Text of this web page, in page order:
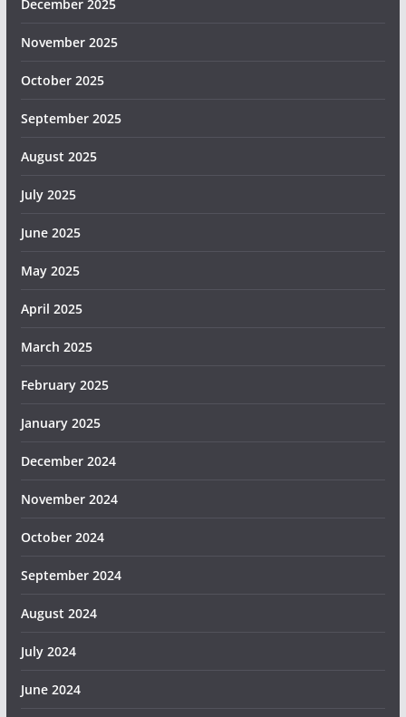
December 2025
November 2025
October 2025
September 2025
August 2025
July 2025
June 2025
May 2025
April 2025
March 2025
February 2025
January 2025
December 2024
November 2024
October 2024
September 2024
August 2024
July 2024
June 2024